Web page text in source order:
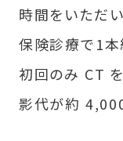
時間をいただい
保険診療で1
初回のみ CT
影代が約